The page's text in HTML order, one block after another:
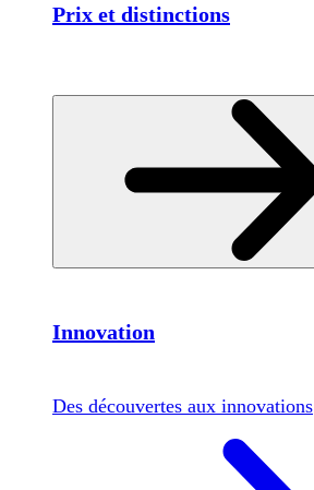
Prix et distinctions
Innovation
Des découvertes aux innovations